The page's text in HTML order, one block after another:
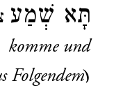
תָּא שְׁמַע
komme und
Folgendem)